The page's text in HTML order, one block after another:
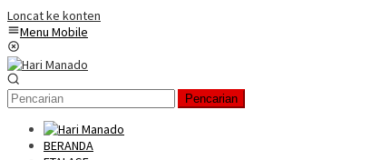
Loncat ke konten
Menu Mobile
Pencarian
BERANDA